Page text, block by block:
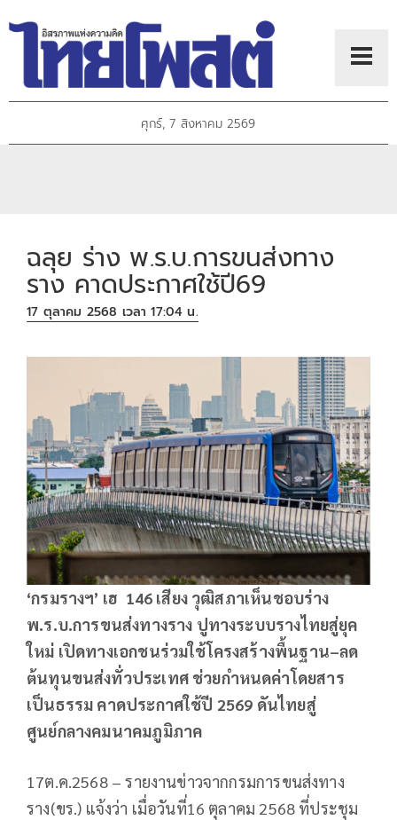
ศุกร์, 7 สิงหาคม 2569
ฉลุย ร่าง พ.ร.บ.การขนส่งทาง
ราง คาดประกาศใช้ปี69
17 ตุลาคม 2568 เวลา 17:04 น.
‘กรมรางฯ’ เฮ 146 เสียง วุฒิสภาเห็นชอบร่าง
พ.ร.บ.การขนส่งทางราง ปูทางระบบรางไทยสู่ยุค
ใหม่ เปิดทางเอกชนร่วมใช้โครงสร้างพื้นฐาน–ลด
ต้นทุนขนส่งทั่วประเทศ ช่วยกำหนดค่าโดยสาร
เป็นธรรม คาดประกาศใช้ปี 2569 ดันไทยสู่
ศูนย์กลางคมนาคมภูมิภาค
17ต.ค.2568 – รายงานข่าวจากกรมการขนส่งทาง
ราง(ขร.) แจ้งว่า เมื่อวันที่16 ตุลาคม 2568 ที่ประชุม